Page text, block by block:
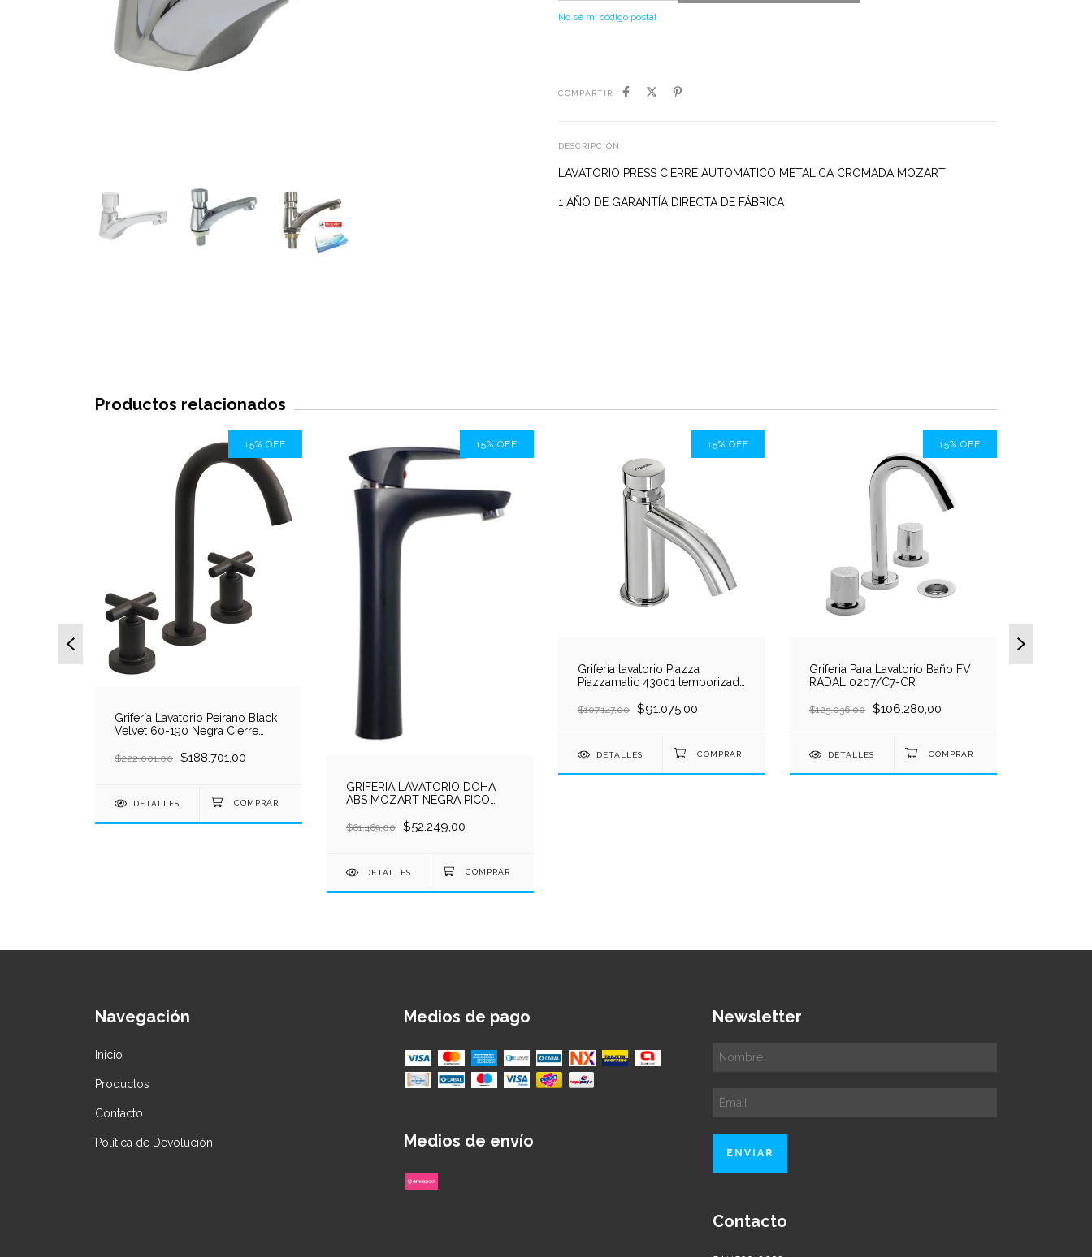
No sé mi código postal
COMPARTIR
DESCRIPCIÓN
LAVATORIO PRESS CIERRE AUTOMATICO METALICA CROMADA MOZART
1 AÑO DE GARANTÍA DIRECTA DE FÁBRICA
Productos relacionados
15% OFF
Grifería Lavatorio Peirano Black
Velvet 60-190 Negra Cierre
$222.001,00 $188.701,00
DETALLES
15% OFF
GRIFERIA LAVATORIO DOHA
ABS MOZART NEGRA PICO
$61.469,00 $52.249,00
DETALLES
15% OFF
Grifería lavatorio Piazza
Piazzamatic 43001 temporizada
$107.147,00 $91.075,00
DETALLES
15% OFF
Griferia Para Lavatorio Baño FV
RADAL 0207/C7-CR
$125.036,00 $106.280,00
DETALLES
Navegación
Inicio
Productos
Contacto
Política de Devolución
Medios de pago
Medios de envío
Newsletter
Contacto